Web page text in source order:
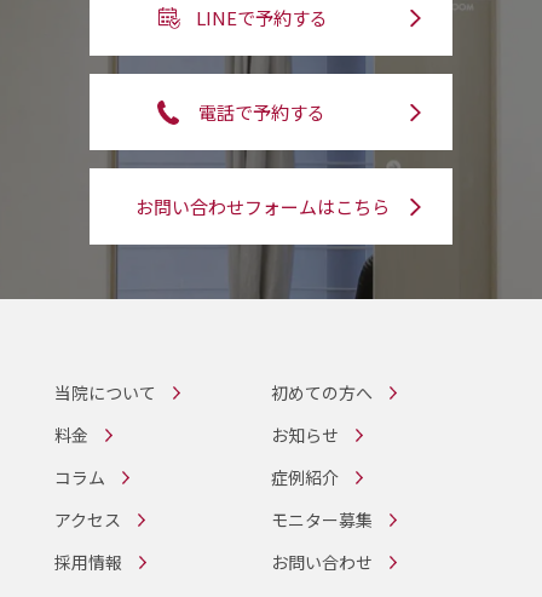
LINEで予約する
電話で予約する
お問い合わせフォームはこちら
当院について
初めての方へ
料金
お知らせ
コラム
症例紹介
アクセス
モニター募集
採用情報
お問い合わせ